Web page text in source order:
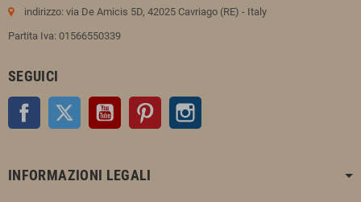
indirizzo: via De Amicis 5D, 42025 Cavriago (RE) - Italy
Partita Iva: 01566550339
SEGUICI
Facebook Twitter YouTube Pinterest
INFORMAZIONI LEGALI